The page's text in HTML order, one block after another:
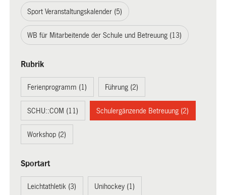
Sport Veranstaltungskalender (5)
WB für Mitarbeitende der Schule und Betreuung (13)
Rubrik
Ferienprogramm (1) Führung (2)
SCHU::COM (11) Schulergänzende Betreuung (2)
Workshop (2)
Sportart
Leichtathletik (3) Unihockey (1)